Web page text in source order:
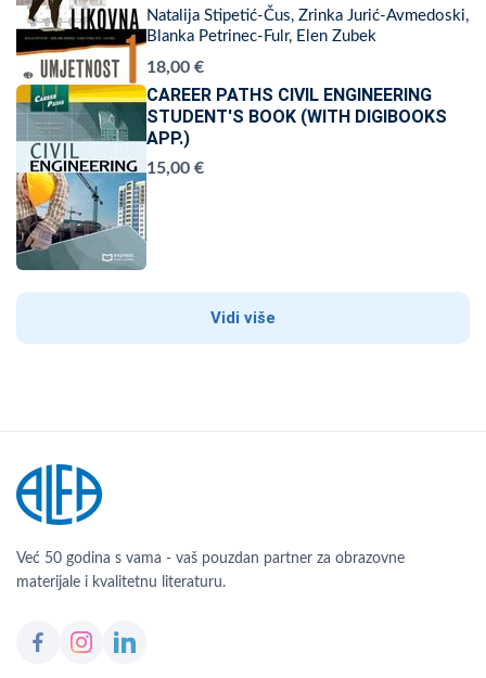
Natalija Stipetić-Čus, Zrinka Jurić-Avmedoski,
Blanka Petrinec-Fulr, Elen Zubek
18,00 €
CAREER PATHS CIVIL ENGINEERING
STUDENT'S BOOK (WITH DIGIBOOKS
APP.)
15,00 €
Vidi više
Već 50 godina s vama - vaš pouzdan partner za obrazovne
materijale i kvalitetnu literaturu.